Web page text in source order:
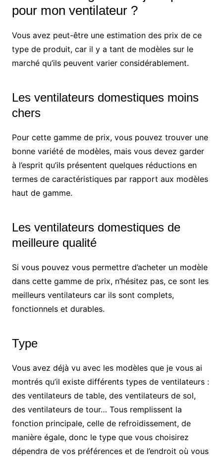
pour mon ventilateur ?
Vous avez peut-être une estimation des prix de ce
type de produit, car il y a tant de modèles sur le
marché qu’ils peuvent varier considérablement.
Les ventilateurs domestiques moins
chers
Pour cette gamme de prix, vous pouvez trouver une
bonne variété de modèles, mais vous devez garder
à l’esprit qu’ils présentent quelques réductions en
termes de caractéristiques par rapport aux modèles
haut de gamme.
Les ventilateurs domestiques de
meilleure qualité
Si vous pouvez vous permettre d’acheter un modèle
dans cette gamme de prix, n’hésitez pas, ce sont les
meilleurs ventilateurs car ils sont complets,
fonctionnels et durables.
Type
Vous avez déjà vu avec les modèles que je vous ai
montrés qu’il existe différents types de ventilateurs :
des ventilateurs de table, des ventilateurs de sol,
des ventilateurs de tour… Tous remplissent la
fonction principale, celle de refroidissement, de
manière égale, donc le type que vous choisirez
dépendra de vos préférences et de l’endroit où vous